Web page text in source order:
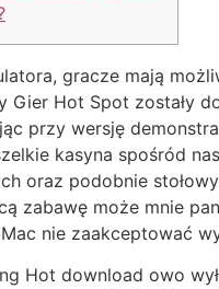
gracze mają
Gier Hot Spot zostały
przy wersję
kasyna spośród
oraz podobnie
zabawę może mnie
nie zaakceptować
Hot download owo